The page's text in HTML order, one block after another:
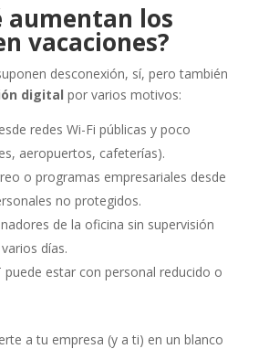
aumentan los
vacaciones?
desconexión, sí, pero también
digital por varios motivos:
redes Wi-Fi públicas y poco
aeropuertos, cafeterías).
o programas empresariales desde
no protegidos.
de la oficina sin supervisión
días.
puede estar con personal reducido o
a tu empresa (y a ti) en un blanco